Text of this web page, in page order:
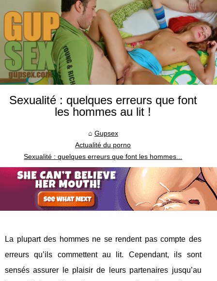
Sexualité : quelques erreurs que font
les hommes au lit !
Gupsex
Actualité du porno
Sexualité : quelques erreurs que font les hommes...
La plupart des hommes ne se rendent pas compte des
erreurs qu’ils commettent au lit. Cependant, ils sont
sensés assurer le plaisir de leurs partenaires jusqu’au